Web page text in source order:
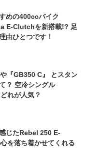
めの400ccバイク
E-Clutchを新搭載!? 足
由ひとつです！
『GB350 C』 とスタン
？ 空冷シングル
れが人気？
じたRebel 250 E-
を落ち着かせてくれる